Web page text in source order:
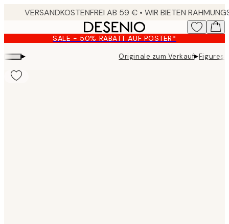
content.
SALE - 50% RABATT AUF POSTER*
▸ Originale zum Verkauf▸Figures